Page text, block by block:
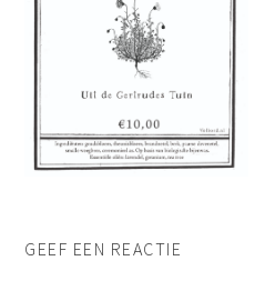
GEEF EEN REACTIE